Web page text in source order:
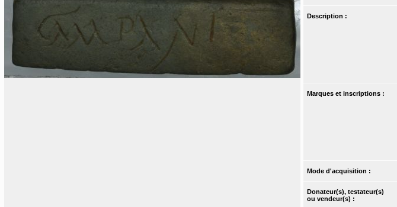
Description :
Marques et inscriptions :
Mode d'acquisition :
Donateur(s), testateur(s)
ou vendeur(s) :